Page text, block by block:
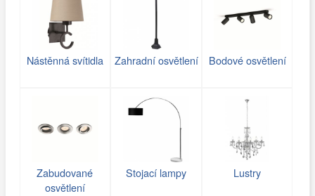
Nástěnná svítidla Zahradní osvětlení Bodové osvětlení
Zabudované
osvětlení
Stojací lampy Lustry